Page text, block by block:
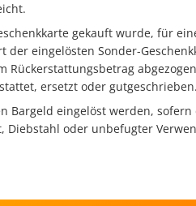
gekauft wurde, für
eingelösten Sonder-
ersetzt oder gutgeschrieben.
Bargeld eingelöst werden,
Diebstahl oder unbefugter